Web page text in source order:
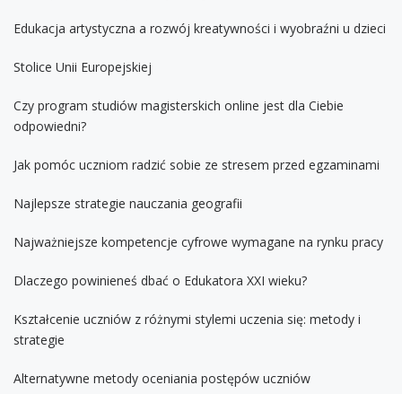
Edukacja artystyczna a rozwój kreatywności i wyobraźni u dzieci
Stolice Unii Europejskiej
Czy program studiów magisterskich online jest dla Ciebie
odpowiedni?
Jak pomóc uczniom radzić sobie ze stresem przed egzaminami
Najlepsze strategie nauczania geografii
Najważniejsze kompetencje cyfrowe wymagane na rynku pracy
Dlaczego powinieneś dbać o Edukatora XXI wieku?
Kształcenie uczniów z różnymi stylemi uczenia się: metody i
strategie
Alternatywne metody oceniania postępów uczniów